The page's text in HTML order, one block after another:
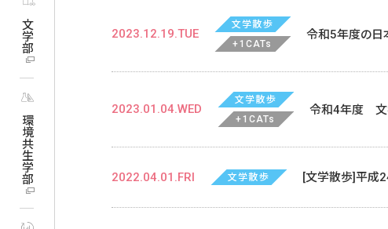
文学部
環境共生学部
令和5年度の日
2023.12.19.TUE
文学散歩
+1CATs
令和4年度 文
2023.01.04.WED
文学散歩
+1CATs
[文学散歩]平成
2022.04.01.FRI 文学散歩